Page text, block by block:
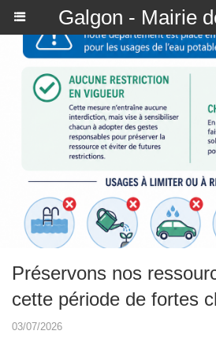
Galgon - Mairie
Préservons nos
cette période de fortes
03/07/2026